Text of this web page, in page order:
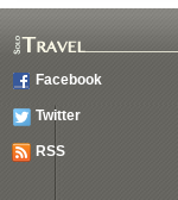
Facebook
Twitter
RSS